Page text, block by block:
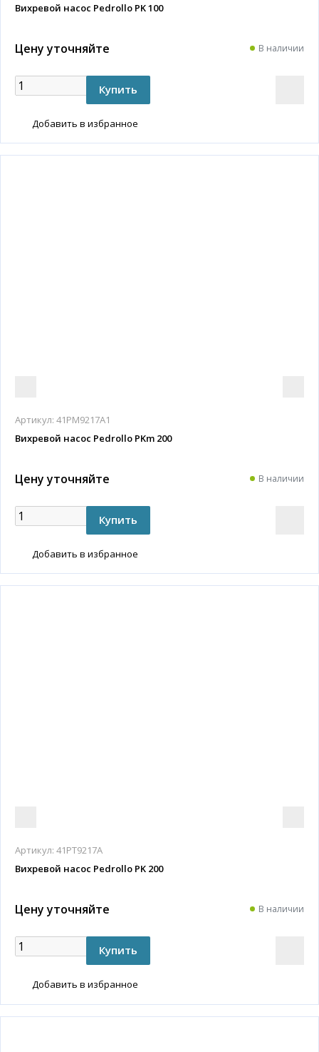
Вихревой насос Pedrollo PK 100
Цену уточняйте В наличии
Добавить в избранное
Артикул: 41PM9217A1
Вихревой насос Pedrollo PKm 200
Цену уточняйте В наличии
Добавить в избранное
Артикул: 41PT9217A
Вихревой насос Pedrollo PK 200
Цену уточняйте В наличии
Добавить в избранное